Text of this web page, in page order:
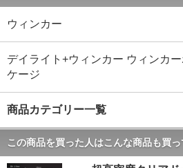
ウィンカー
デイライト+ウィンカー ウィンカ
ケージ
商品カテゴリー一覧
この商品を買った人はこんな商品も買